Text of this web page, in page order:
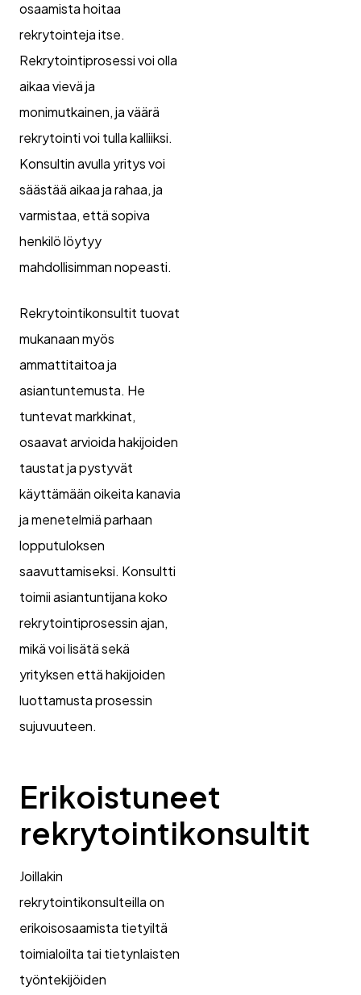
osaamista hoitaa
rekrytointeja itse.
Rekrytointiprosessi voi olla
aikaa vievä ja
monimutkainen, ja väärä
rekrytointi voi tulla kalliiksi.
Konsultin avulla yritys voi
säästää aikaa ja rahaa, ja
varmistaa, että sopiva
henkilö löytyy
mahdollisimman nopeasti.
Rekrytointikonsultit tuovat
mukanaan myös
ammattitaitoa ja
asiantuntemusta. He
tuntevat markkinat,
osaavat arvioida hakijoiden
taustat ja pystyvät
käyttämään oikeita kanavia
ja menetelmiä parhaan
lopputuloksen
saavuttamiseksi. Konsultti
toimii asiantuntijana koko
rekrytointiprosessin ajan,
mikä voi lisätä sekä
yrityksen että hakijoiden
luottamusta prosessin
sujuvuuteen.
Erikoistuneet
rekrytointikonsultit
Joillakin
rekrytointikonsulteilla on
erikoisosaamista tietyiltä
toimialoilta tai tietynlaisten
työntekijöiden